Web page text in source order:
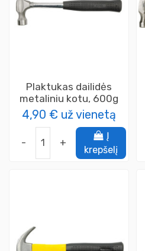
Plaktukas dailidės
metaliniu kotu, 600g
4,90 € už vienetą
- +
Į
krepšelį